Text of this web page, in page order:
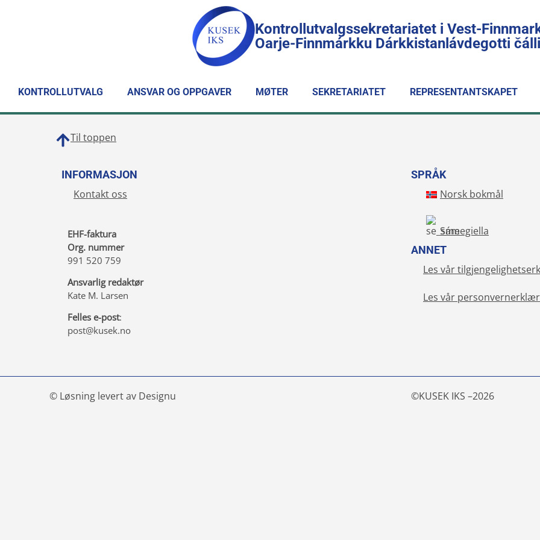
Kontrollutvalgssekretariatet i Vest-
Oarje-Finnmárkku Dárkkistanlávdegotti
KONTROLLUTVALG ANSVAR OG OPPGAVER MØTER SEKRETARIATET REPRESENTANTSKAPET
Til toppen
INFORMASJON
Kontakt oss
EHF-faktura
Org. nummer
991 520 759
Ansvarlig redaktør
Kate M. Larsen
Felles e-post:
post@kusek.no
SPRÅK
Norsk bokmål
Sámegiella
ANNET
Les vår
Les vår
© Løsning levert av Designu ©KUSEK IKS –2026